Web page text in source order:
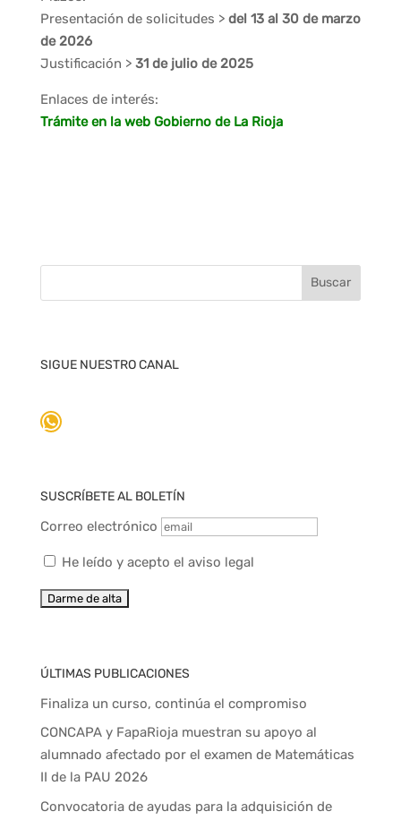
Presentación de solicitudes > del 13 al 30 de marzo
de 2026
Justificación >31 de julio de 2025
Enlaces de interés:
Trámite en la web Gobierno de La Rioja
SIGUE NUESTRO CANAL
WhatsApp
SUSCRÍBETE AL BOLETÍN
Correo electrónico
He leído y acepto el aviso legal
ÚLTIMAS PUBLICACIONES
Finaliza un curso, continúa el compromiso
CONCAPA y FapaRioja muestran su apoyo al
alumnado afectado por el examen de Matemáticas
II de la PAU 2026
Convocatoria de ayudas para la adquisición de